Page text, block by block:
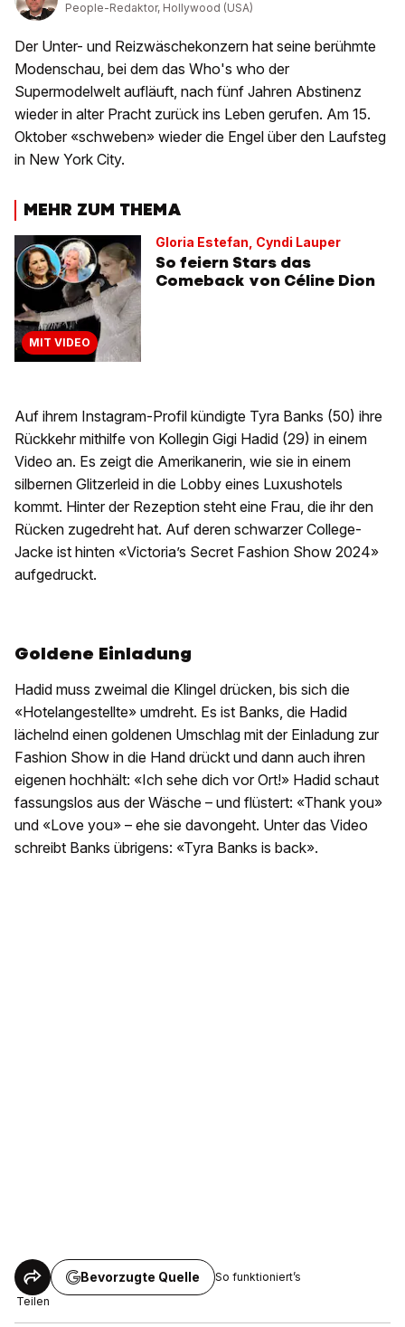
People-Redaktor, Hollywood (USA)
Der Unter- und Reizwäschekonzern hat seine berühmte
Modenschau, bei dem das Who's who der
Supermodelwelt aufläuft, nach fünf Jahren Abstinenz
wieder in alter Pracht zurück ins Leben gerufen. Am 15.
Oktober «schweben» wieder die Engel über den Laufsteg
in New York City.
MEHR ZUM THEMA
MIT VIDEO
Gloria Estefan, Cyndi Lauper
So feiern Stars das
Comeback von Céline Dion
Auf ihrem Instagram-Profil kündigte Tyra Banks (50) ihre
Rückkehr mithilfe von Kollegin Gigi Hadid (29) in einem
Video an. Es zeigt die Amerikanerin, wie sie in einem
silbernen Glitzerleid in die Lobby eines Luxushotels
kommt. Hinter der Rezeption steht eine Frau, die ihr den
Rücken zugedreht hat. Auf deren schwarzer College-
Jacke ist hinten «Victoria’s Secret Fashion Show 2024»
aufgedruckt.
Goldene Einladung
Hadid muss zweimal die Klingel drücken, bis sich die
«Hotelangestellte» umdreht. Es ist Banks, die Hadid
lächelnd einen goldenen Umschlag mit der Einladung zur
Fashion Show in die Hand drückt und dann auch ihren
eigenen hochhält: «Ich sehe dich vor Ort!» Hadid schaut
fassungslos aus der Wäsche – und flüstert: «Thank you»
und «Love you» – ehe sie davongeht. Unter das Video
schreibt Banks übrigens: «Tyra Banks is back».
Teilen
Bevorzugte Quelle So funktioniert’s